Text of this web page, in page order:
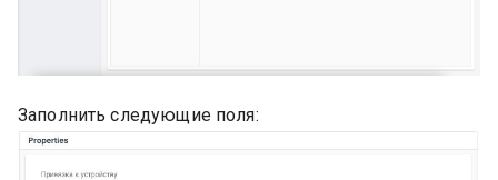
Заполнить следующие поля: